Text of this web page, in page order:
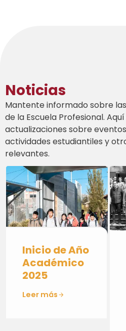
Noticias
Mantente informado sobre
de la Escuela Profesional.
actualizaciones sobre
actividades estudiantiles y
relevantes.
Inicio de Año
Académico
2025
Leer más